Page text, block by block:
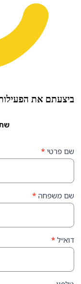
הפעילות ?
שתפו אותנו
*